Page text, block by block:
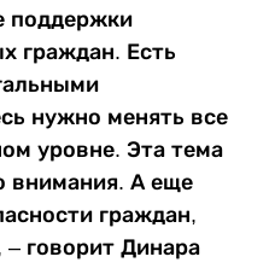
поддержки
граждан. Есть
нужно менять все
уровне. Эта тема
внимания. А еще
граждан,
говорит Динара